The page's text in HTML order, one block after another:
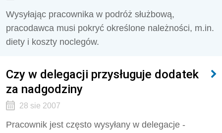
Wysyłając pracownika w podróż służbową,
pracodawca musi pokryć określone należności, m.in.
diety i koszty noclegów.
Czy w delegacji przysługuje dodatek
za nadgodziny
28 sie 2007
Pracownik jest często wysyłany w delegacje -